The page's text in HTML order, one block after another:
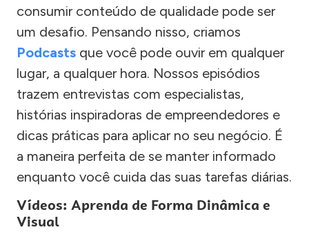
consumir conteúdo de qualidade pode ser
um desafio. Pensando nisso, criamos
Podcasts que você pode ouvir em qualquer
lugar, a qualquer hora. Nossos episódios
trazem entrevistas com especialistas,
histórias inspiradoras de empreendedores e
dicas práticas para aplicar no seu negócio. É
a maneira perfeita de se manter informado
enquanto você cuida das suas tarefas diárias.
Vídeos: Aprenda de Forma Dinâmica e
Visual